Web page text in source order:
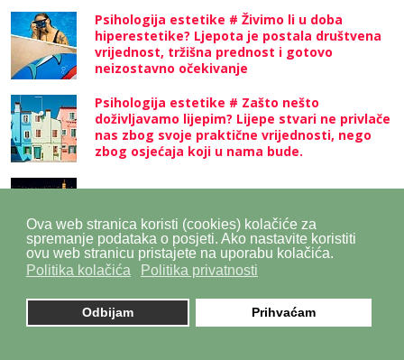
Ova web stranica koristi (cookies) kolačiće za
spremanje podataka o posjeti. Ako nastavite koristiti
ovu web stranicu pristajete na uporabu kolačića.
Politika kolačića
Politika privatnosti
Odbijam Prihvaćam
Psihologija estetike # Živimo li u doba
hiperestetike? Ljepota je postala društvena
vrijednost, tržišna prednost i gotovo
neizostavno očekivanje
Psihologija estetike # Zašto nešto
doživljavamo lijepim? Lijepe stvari ne privlače
nas zbog svoje praktične vrijednosti, nego
zbog osjećaja koji u nama bude.
Krčki sajam – Lovrečeva od 8. do 10. kolovoza
glazbenog programa
Glass skin u tri poteza # Dior Backstage
donosi sjaj s modnih pista